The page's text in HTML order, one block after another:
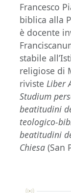
Francesco
biblica alla
è docente
stabile
religiose di
riviste Liber
Studium
beatitudini
teologico-
beatitudini
Chiesa (San